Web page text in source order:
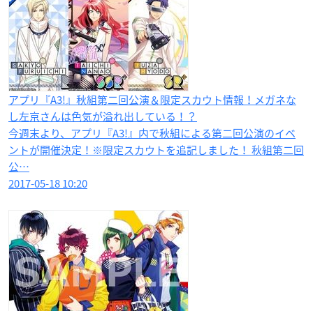
アプリ『A3!』秋組第二回公演＆限定スカウト情報！メガネな
し左京さんは色気が溢れ出している！？
今週末より、アプリ『A3!』内で秋組による第二回公演のイベ
ントが開催決定！※限定スカウトを追記しました！ 秋組第二回
公…
2017-05-18 10:20